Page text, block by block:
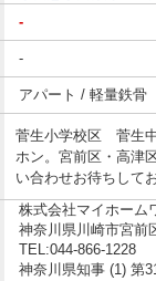
-
-
アパート / 軽量鉄骨
菅生小学校区 菅生
ホン。宮前区・高津
い合わせお待ちして
株式会社マイホーム
神奈川県川崎市宮前
TEL:044-866-1228
神奈川県知事 (1) 第